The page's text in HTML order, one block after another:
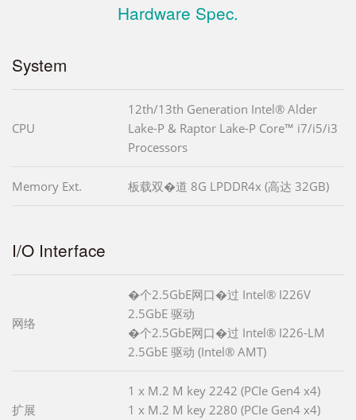
Hardware Spec.
System
CPU
12th/13th Generation Intel® Alder
Lake-P & Raptor Lake-P Core™ i7/i5/i3
Processors
Memory Ext. 板载双�道 8G LPDDR4x (高达 32GB)
I/O Interface
网络
�个2.5GbE网口�过 Intel® I226V
2.5GbE 驱动
�个2.5GbE网口�过 Intel® I226-LM
2.5GbE 驱动 (Intel® AMT)
扩展
1 x M.2 M key 2242 (PCIe Gen4 x4)
1 x M.2 M key 2280 (PCIe Gen4 x4)